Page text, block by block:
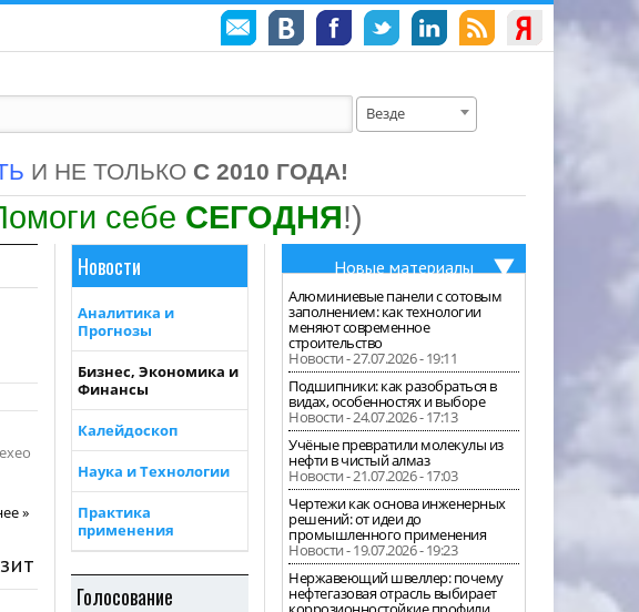
Везде
И НЕ ТОЛЬКО С 2010 ГОДА!
себе СЕГОДНЯ!)
»
Новости
Аналитика и
Прогнозы
Бизнес, Экономика и
Финансы
Калейдоскоп
Наука и Технологии
Практика
применения
Голосование
Новые материалы
Алюминиевые панели с сотовым
заполнением: как технологии
меняют современное
строительство
Новости - 27.07.2026 - 19:11
Подшипники: как разобраться в
видах, особенностях и выборе
Новости - 24.07.2026 - 17:13
Учёные превратили молекулы из
нефти в чистый алмаз
Новости - 21.07.2026 - 17:03
Чертежи как основа инженерных
решений: от идеи до
промышленного применения
Новости - 19.07.2026 - 19:23
Нержавеющий швеллер: почему
нефтегазовая отрасль выбирает